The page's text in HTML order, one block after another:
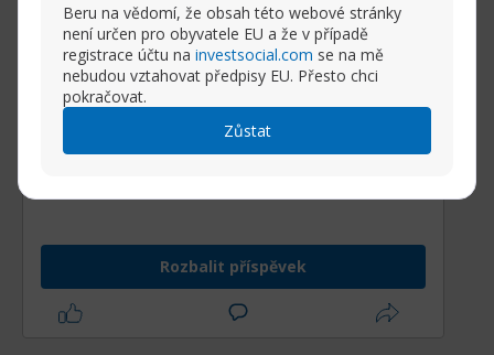
Beru na vědomí, že obsah této webové stránky
není určen pro obyvatele EU a že v případě
registrace účtu na investsocial.com se na mě
nebudou vztahovat předpisy EU. Přesto chci
pokračovat.
Zůstat
uvedl svět do zmatku.
Americká vláda okamžitě podala
odvolání.
Rozbalit příspěvek